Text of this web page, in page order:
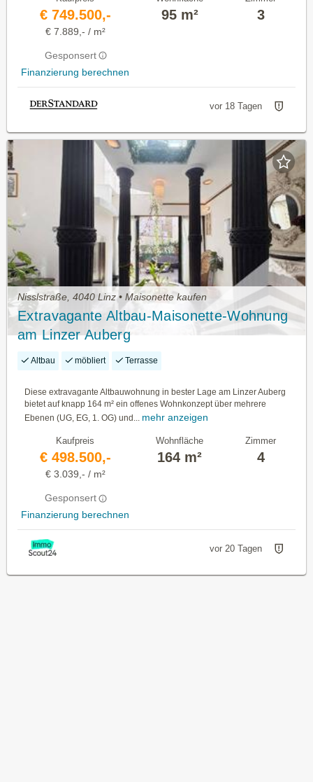
€ 749.500,-
€ 7.889,- / m²
Gesponsert
Finanzierung berechnen
95 m² 3
vor 18 Tagen
Nisslstraße, 4040 Linz • Maisonette kaufen
Extravagante Altbau-Maisonette-Wohnung
am Linzer Auberg
Altbau möbliert Terrasse
Diese extravagante Altbauwohnung in bester Lage am Linzer Auberg
bietet auf knapp 164 m² ein offenes Wohnkonzept über mehrere
Ebenen (UG, EG, 1. OG) und... mehr anzeigen
Kaufpreis
€ 498.500,-
€ 3.039,- / m²
Gesponsert
Finanzierung berechnen
Wohnfläche
164 m²
Zimmer
4
vor 20 Tagen